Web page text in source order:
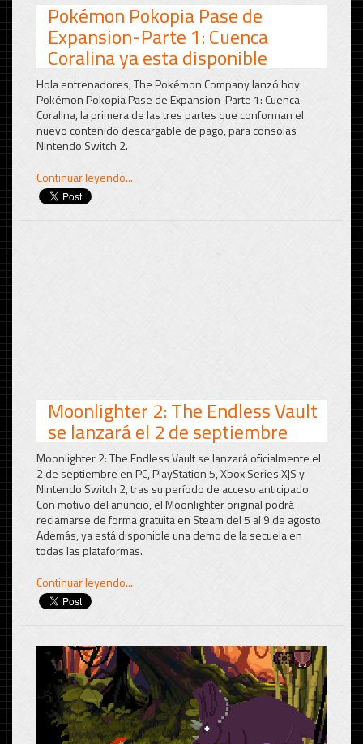
Pokémon Pokopia Pase de
Expansion-Parte 1: Cuenca
Coralina ya esta disponible
Hola entrenadores, The Pokémon Company lanzó hoy
Pokémon Pokopia Pase de Expansion-Parte 1: Cuenca
Coralina, la primera de las tres partes que conforman el
nuevo contenido descargable de pago, para consolas
Nintendo Switch 2.
Continuar leyendo...
Moonlighter 2: The Endless Vault
se lanzará el 2 de septiembre
Moonlighter 2: The Endless Vault se lanzará oficialmente el
2 de septiembre en PC, PlayStation 5, Xbox Series X|S y
Nintendo Switch 2, tras su período de acceso anticipado.
Con motivo del anuncio, el Moonlighter original podrá
reclamarse de forma gratuita en Steam del 5 al 9 de agosto.
Además, ya está disponible una demo de la secuela en
todas las plataformas.
Continuar leyendo...